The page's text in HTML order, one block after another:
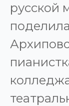
русской